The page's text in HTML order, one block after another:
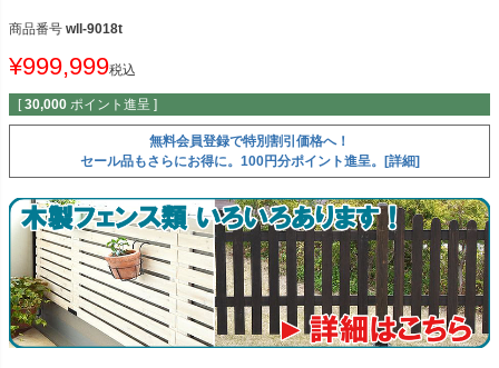
商品番号 wll-9018t
¥999,999税込
[ 30,000 ポイント進呈 ]
無料会員登録で特別割引価格へ！
セール品もさらにお得に。100円分ポイント進呈。[詳細]